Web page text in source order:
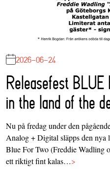
2026-06-24
Releasefest BLUE
in the land of the
Nu på fredag under den
Analog + Digital släpps den
Blue For Two (Freddie Wadling
ett riktigt fint kalas…>